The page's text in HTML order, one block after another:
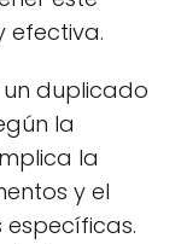
efectiva.
duplicado
la
la
y el